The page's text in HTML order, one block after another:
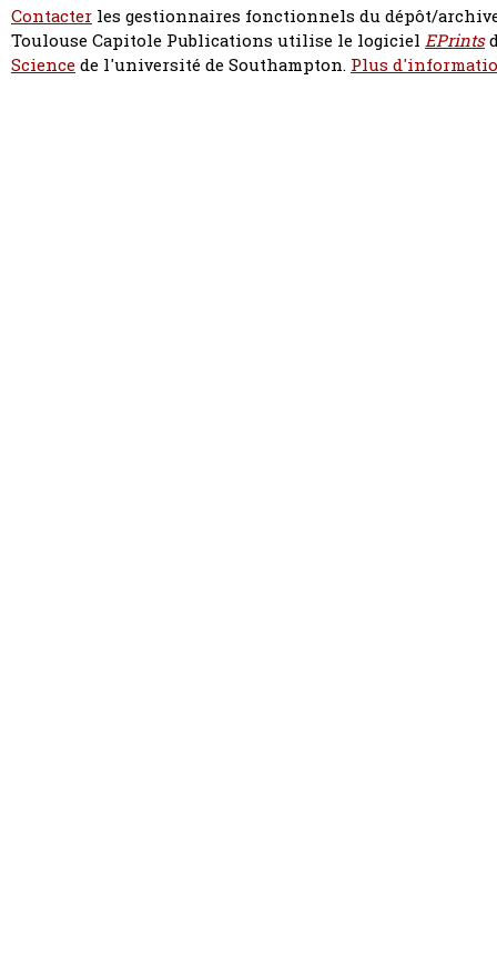
Contacter les gestionnaires fonctionnels du dépôt/
Toulouse Capitole Publications utilise le logiciel EPrints
Sciencede l'université de Southampton. Plus